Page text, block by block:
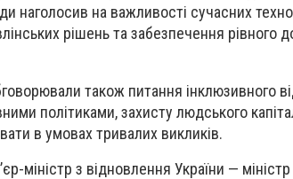
наголосив на важливості сучасних
рішень та забезпечення рівного
також питання інклюзивного
політиками, захисту людського
в умовах тривалих викликів.
міністр з відновлення України —